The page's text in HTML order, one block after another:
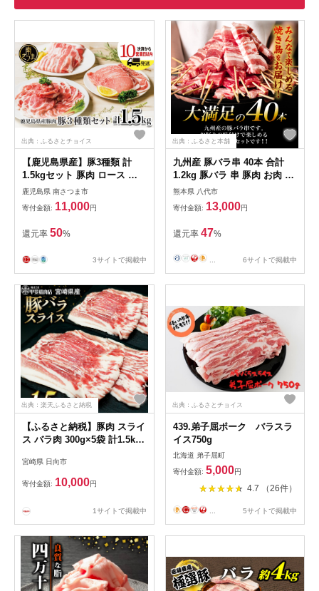
出典：ふるさとチョイス
【鹿児島県産】豚3種類 計
1.5kgセット 豚肉 ロース バ
ラ スライス 肩ロース しゃぶ
しゃぶ 生姜焼き お肉 国産 小
分け 冷凍 カミチク 南さつま
鹿児島県 南さつま市
寄付金額: 11,000円
還元率 50%
3サイトで掲載中
出典：ふるさと本舗
九州産 豚バラ串 40本 合計
1.2kg 豚バラ 串 豚肉 お肉 バ
ーベキュー BBQ 惣菜 小分け
ボリューム 国産 簡単 調理 お
つまみ セット 詰合せ 冷凍 熊
本県 八代市
熊本県 八代市
寄付金額: 13,000円
還元率 47%
6サイトで掲載中
出典：楽天ふるさと納税
【ふるさと納税】豚肉 スライ
ス バラ肉 300g×5袋 計1.5kg
452060535] 肉 お肉 精肉 豚
豚バラ 宮崎 国産 しゃぶしゃ
ぶ 小分け 真空 冷凍
宮崎県 日向市
寄付金額: 10,000円
1サイトで掲載中
出典：ふるさとチョイス
439.弟子屈ポーク バラスラ
イス750g
北海道 弟子屈町
寄付金額: 5,000円
4.7 （26件）
5サイトで掲載中